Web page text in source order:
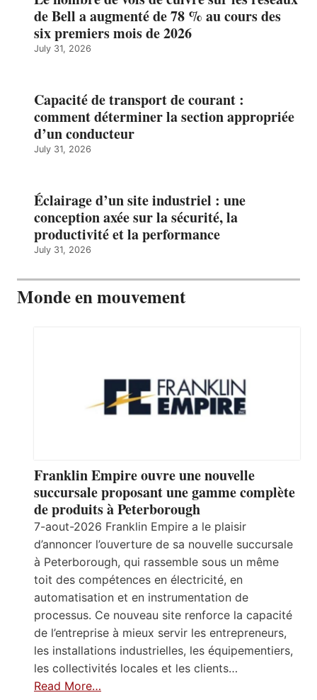
de Bell a augmenté de 78 % au cours des
six premiers mois de 2026
July 31, 2026
Capacité de transport de courant :
comment déterminer la section appropriée
d’un conducteur
July 31, 2026
Éclairage d’un site industriel : une
conception axée sur la sécurité, la
productivité et la performance
July 31, 2026
Monde en mouvement
Franklin Empire ouvre une nouvelle
succursale proposant une gamme complète
de produits à Peterborough
7-aout-2026 Franklin Empire a le plaisir
d’annoncer l’ouverture de sa nouvelle succursale
à Peterborough, qui rassemble sous un même
toit des compétences en électricité, en
automatisation et en instrumentation de
processus. Ce nouveau site renforce la capacité
de l’entreprise à mieux servir les entrepreneurs,
les installations industrielles, les équipementiers,
les collectivités locales et les clients…
Read More…